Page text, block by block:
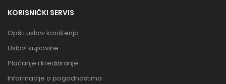
KORISNIČKI SERVIS
Opšti uslovi korištenja
Uslovi kupovine
Plaćanje i kreditiranje
Informacije o pogodnostima